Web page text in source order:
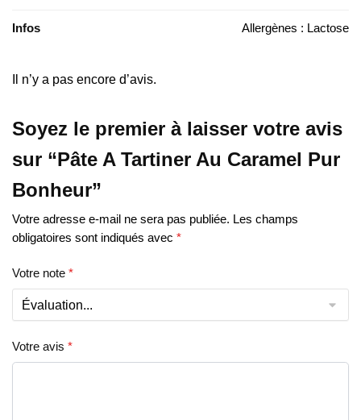
Infos Allergènes : Lactose
Il n’y a pas encore d’avis.
Soyez le premier à laisser votre avis
sur “Pâte A Tartiner Au Caramel Pur
Bonheur”
Votre adresse e-mail ne sera pas publiée. Les champs
obligatoires sont indiqués avec *
Votre note *
Votre avis *